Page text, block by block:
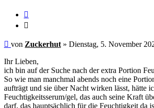
Ungelesener
von Zuckerhut » Dienstag, 5. November
Ihr Lieben,
ich bin auf der Suche nach der extra Portion
So wie man manchmal abends noch eine
aufträgt und sie über Nacht wirken lässt, hätte
Feuchtigkeitsserum/gel, das auch seine Kraft
darf, das hauptsächlich für die Feuchtigkeit da